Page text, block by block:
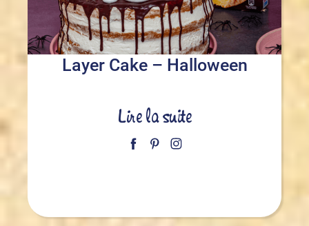
Layer Cake – Halloween
Lire la suite